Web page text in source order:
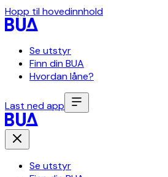
Hopp til hovedinnhold
Se utstyr
Finn din BUA
Hvordan låne?
Last ned app
Se utstyr